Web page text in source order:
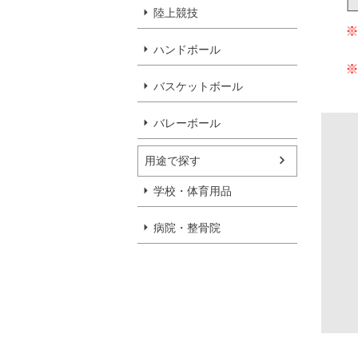
陸上競技
ハンドボール
バスケットボール
バレーボール
用途で探す
学校・体育用品
病院・整骨院